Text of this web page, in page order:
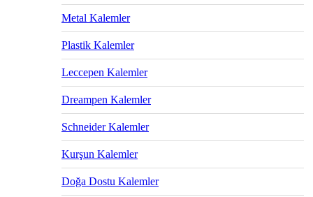
Metal Kalemler
Plastik Kalemler
Leccepen Kalemler
Dreampen Kalemler
Schneider Kalemler
Kurşun Kalemler
Doğa Dostu Kalemler